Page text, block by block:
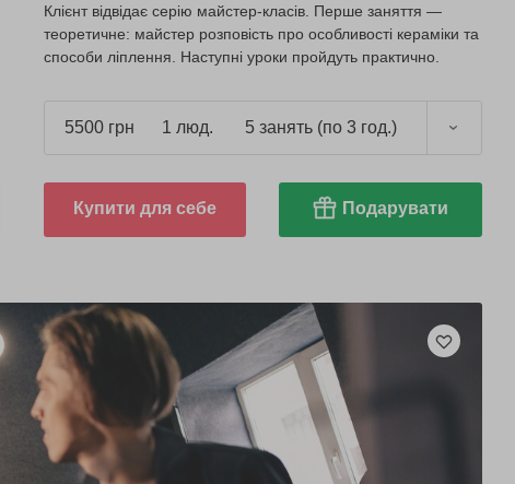
Клієнт відвідає серію майстер-класів. Перше заняття —
теоретичне: майстер розповість про особливості кераміки та
способи ліплення. Наступні уроки пройдуть практично.
5500 грн 1 люд. 5 занять (по 3 год.)
Купити для себе Подарувати